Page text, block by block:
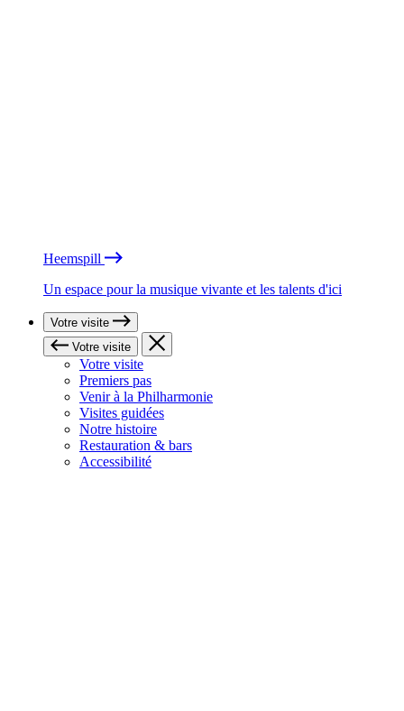
Heemspill
Un espace pour la musique vivante et les talents d'ici
Votre visite
Votre visite
Votre visite
Premiers pas
Venir à la Philharmonie
Visites guidées
Notre histoire
Restauration & bars
Accessibilité